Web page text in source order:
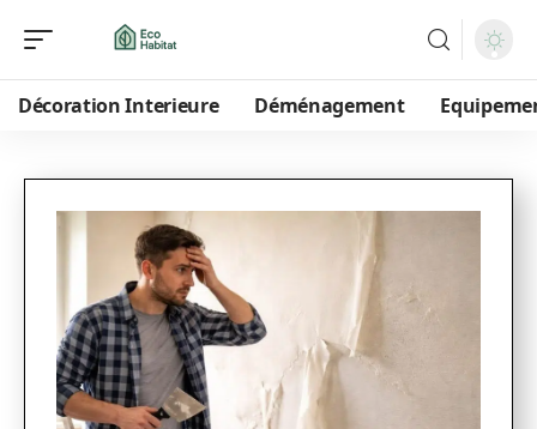
Décoration Interieure Déménagement